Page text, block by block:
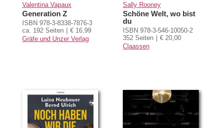
Valentina Vapaux
Generation Z
ISBN 978-3-8338-7876-3
ca. 192 Seiten
€ 16,99
Gräfe und Unzer Verlag
Sally Rooney
Schöne Welt, wo bist
du
ISBN 978-3-546-10050-2
352 Seiten
€ 20,00
Claassen